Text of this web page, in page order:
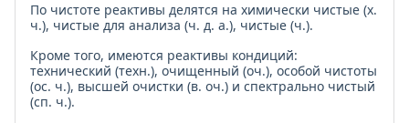
По чистоте реактивы делятся на химически чистые (х.
ч.), чистые для анализа (ч. д. а.), чистые (ч.).
Кроме того, имеются реактивы кондиций:
технический (техн.), очищенный (оч.), особой чистоты
(ос. ч.), высшей очистки (в. оч.) и спектрально чистый
(сп. ч.).